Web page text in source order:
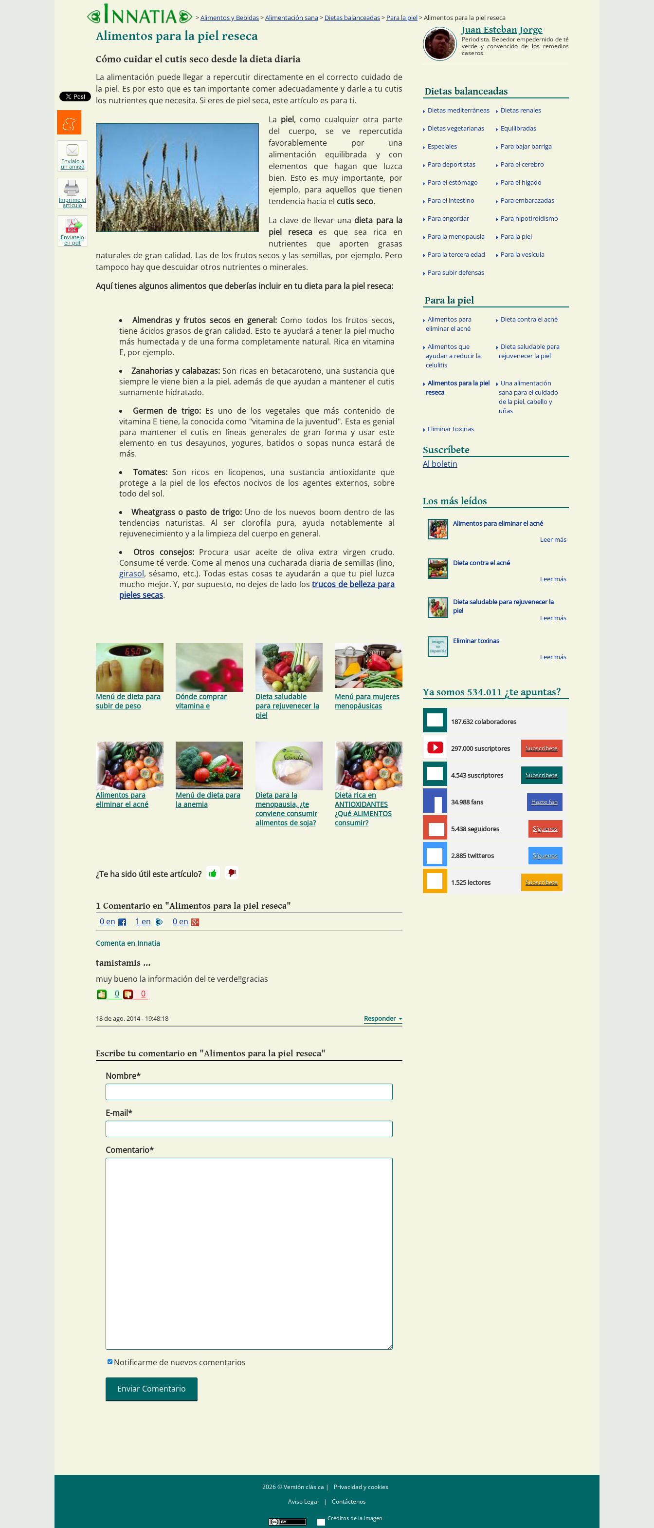
Alimentos y Bebidas>Alimentación sana> Dietas balanceadas> Para la piel> Alimentos para la piel reseca
Alimentos para la piel reseca
Cómo cuidar el cutis seco desde la dieta diaria
La alimentación puede llegar a repercutir directamente en el correcto cuidado de
la piel. Es por esto que es tan importante comer adecuadamente y darle a tu cutis
los nutrientes que necesita. Si eres de piel seca, este artículo es para ti.
La piel, como cualquier otra parte
del cuerpo, se ve repercutida
favorablemente por una
alimentación equilibrada y con
elementos que hagan que luzca
bien. Esto es muy importante, por
ejemplo, para aquellos que tienen
tendencia hacia el cutis seco.
La clave de llevar una dieta para la
piel reseca es que sea rica en
nutrientes que aporten grasas
naturales de gran calidad. Las de los frutos secos y las semillas, por ejemplo. Pero
tampoco hay que descuidar otros nutrientes o minerales.
Aquí tienes algunos alimentos que deberías incluir en tu dieta para la piel reseca:
Almendras y frutos secos en general:Como todos los frutos secos,
tiene ácidos grasos de gran calidad. Esto te ayudará a tener la piel mucho
más humectada y de una forma completamente natural. Rica en vitamina
E, por ejemplo.
Zanahorias y calabazas:Son ricas en betacaroteno, una sustancia que
siempre le viene bien a la piel, además de que ayudan a mantener el cutis
sumamente hidratado.
Germen de trigo:Es uno de los vegetales que más contenido de
vitamina E tiene, la conocida como "vitamina de la juventud". Esta es genial
para mantener el cutis en líneas generales de gran forma y usar este
elemento en tus desayunos, yogures, batidos o sopas nunca estará de
más.
Tomates: Son ricos en licopenos, una sustancia antioxidante que
protege a la piel de los efectos nocivos de los agentes externos, sobre
todo del sol.
Wheatgrass o pasto de trigo: Uno de los nuevos boom dentro de las
tendencias naturistas. Al ser clorofila pura, ayuda notablemente al
rejuvenecimiento y a la limpieza del cuerpo en general.
Otros consejos:Procura usar aceite de oliva extra virgen crudo.
Consume té verde. Come al menos una cucharada diaria de semillas (lino,
girasol, sésamo, etc.). Todas estas cosas te ayudarán a que tu piel luzca
mucho mejor. Y, por supuesto, no dejes de lado lostrucos de belleza para
pieles secas.
Menú de dieta para
subir de peso
Dónde comprar
vitamina e
Dieta saludable
para rejuvenecer la
piel
Menú para mujeres
menopáusicas
Alimentos para
eliminar el acné
Menú de dieta para
la anemia
Dieta para la
menopausia, ¿te
conviene consumir
alimentos de soja?
Dieta rica en
ANTIOXIDANTES
¿Qué ALIMENTOS
consumir?
¿Te ha sido útil este artículo?
1 Comentario en "Alimentos para la piel reseca"
0 en
1 en 0 en
Comenta en Innatia
tamistamis ...
muy bueno la información del te verde!!gracias
0
0
18 de ago, 2014 - 19:48:18
Escribe tu comentario en "Alimentos para la piel reseca"
Nombre*
E-mail*
Comentario*
Notificarme de nuevos comentarios
Juan Esteban Jorge
Periodista. Bebedor empedernido de té
verde y convencido de los remedios
caseros.
Dietas balanceadas
Dietas mediterráneas Dietas renales
Dietas vegetarianas Equilibradas
Especiales Para bajar barriga
Para deportistas Para el cerebro
Para el estómago Para el hígado
Para el intestino Para embarazadas
Para engordar Para hipotiroidismo
Para la menopausia Para la piel
Para la tercera edad Para la vesícula
Para subir defensas
Para la piel
Alimentos para
eliminar el acné
Dieta contra el acné
Alimentos que
ayudan a reducir la
celulitis
Dieta saludable para
rejuvenecer la piel
Alimentos para la piel
reseca
Una alimentación
sana para el cuidado
de la piel, cabello y
uñas
Eliminar toxinas
Suscríbete
Al boletin
Los más leídos
Alimentos para eliminar el acné
Dieta contra el acné
Dieta saludable para rejuvenecer la
piel
Eliminar toxinas
Ya somos 534.011 ¿te apuntas?
187.632 colaboradores
297.000 suscriptores Subscríbete
4.543 suscriptores Subscríbete
34.988 fans Hazte fan
5.438 seguidores Síguenos
2.885 twitteros Síguenos
1.525 lectores Subscríbete
2026 © Versión clásica |
Privacidad y cookies
Aviso Legal
| Contáctenos
Créditos de la imagen
Menéalo
Envíalo a
un amigo
Imprime el
artículo
Envíatelo
en pdf